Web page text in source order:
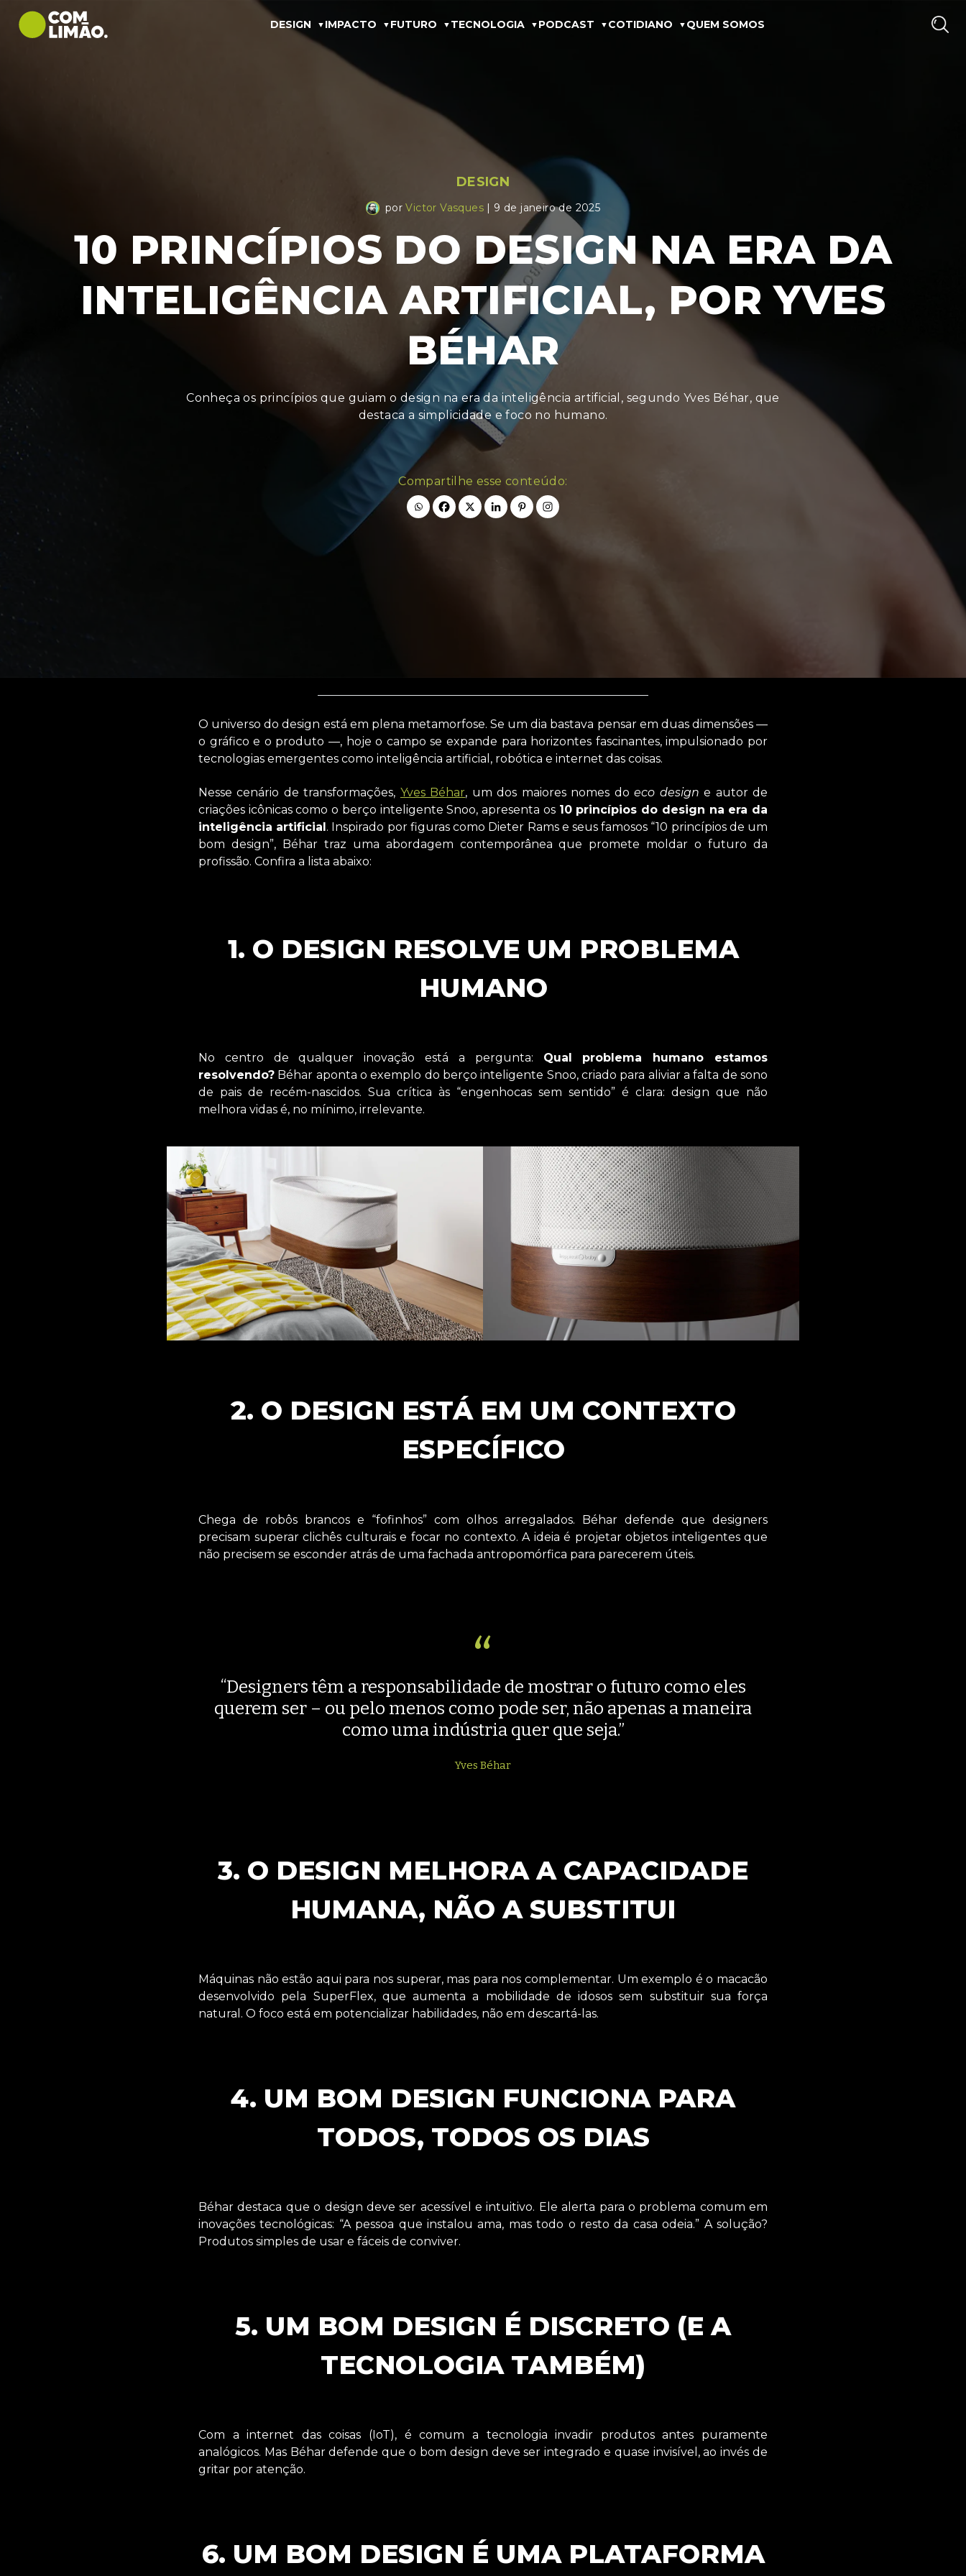
DESIGN IMPACTO FUTURO TECNOLOGIA PODCAST COTIDIANO QUEM SOMOS
DESIGN
porVictor Vasques | 9 de janeiro de 2025
10 PRINCÍPIOS DO DESIGN NA ERA DA
INTELIGÊNCIA ARTIFICIAL, POR YVES
BÉHAR
Conheça os princípios que guiam o design na era da inteligência artificial, segundo Yves Béhar, que
destaca a simplicidade e foco no humano.
Compartilhe esse conteúdo:
O universo do design está em plena metamorfose. Se um dia bastava pensar em duas dimensões —
o gráfico e o produto —, hoje o campo se expande para horizontes fascinantes, impulsionado por
tecnologias emergentes como inteligência artificial, robótica e internet das coisas.
Nesse cenário de transformações, Yves Béhar, um dos maiores nomes doeco design e autor de
criações icônicas como o berço inteligente Snoo, apresenta os 10 princípios do design na era da
inteligência artificial. Inspirado por figuras como Dieter Rams e seus famosos “10 princípios de um
bom design”, Béhar traz uma abordagem contemporânea que promete moldar o futuro da
profissão. Confira a lista abaixo:
1. O DESIGN RESOLVE UM PROBLEMA
HUMANO
No centro de qualquer inovação está a pergunta: Qual problema humano estamos
resolvendo? Béhar aponta o exemplo do berço inteligente Snoo, criado para aliviar a falta de sono
de pais de recém-nascidos. Sua crítica às “engenhocas sem sentido” é clara: design que não
melhora vidas é, no mínimo, irrelevante.
2. O DESIGN ESTÁ EM UM CONTEXTO
ESPECÍFICO
Chega de robôs brancos e “fofinhos” com olhos arregalados. Béhar defende que designers
precisam superar clichês culturais e focar no contexto. A ideia é projetar objetos inteligentes que
não precisem se esconder atrás de uma fachada antropomórfica para parecerem úteis.
“Designers têm a responsabilidade de mostrar o futuro como eles
querem ser – ou pelo menos como pode ser, não apenas a maneira
como uma indústria quer que seja.”
Yves Béhar
3. O DESIGN MELHORA A CAPACIDADE
HUMANA, NÃO A SUBSTITUI
Máquinas não estão aqui para nos superar, mas para nos complementar. Um exemplo é o macacão
desenvolvido pela SuperFlex, que aumenta a mobilidade de idosos sem substituir sua força
natural. O foco está em potencializar habilidades, não em descartá-las.
4. UM BOM DESIGN FUNCIONA PARA
TODOS, TODOS OS DIAS
Béhar destaca que o design deve ser acessível e intuitivo. Ele alerta para o problema comum em
inovações tecnológicas: “A pessoa que instalou ama, mas todo o resto da casa odeia.” A solução?
Produtos simples de usar e fáceis de conviver.
5. UM BOM DESIGN É DISCRETO (E A
TECNOLOGIA TAMBÉM)
Com a internet das coisas (IoT), é comum a tecnologia invadir produtos antes puramente
analógicos. Mas Béhar defende que o bom design deve ser integrado e quase invisível, ao invés de
gritar por atenção.
6. UM BOM DESIGN É UMA PLATAFORMA